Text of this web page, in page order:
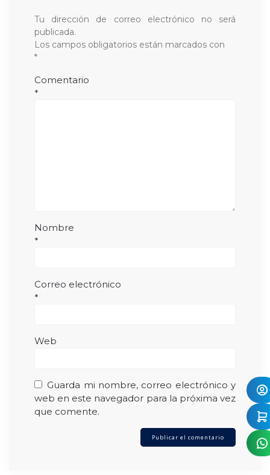
Tu dirección de correo electrónico no será
publicada.
Los campos obligatorios están marcados con
*
Comentario
*
Nombre
*
Correo electrónico
*
Web
Guarda mi nombre, correo electrónico y
web en este navegador para la próxima vez
que comente.